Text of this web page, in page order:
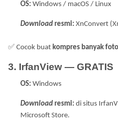
OS: Windows / macOS / Linux
Download resmi: XnConvert
✅ Cocok buat kompres banyak
3. IrfanView — GRATIS
OS: Windows
Download resmi: di situs
Microsoft Store.